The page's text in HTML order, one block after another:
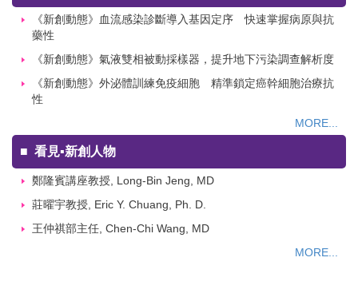
《新創動態》血流感染診斷導入基因定序 快速掌握病原與抗
藥性
《新創動態》氣液雙相被動採樣器，提升地下污染調查解析度
《新創動態》外泌體訓練免疫細胞 精準鎖定癌幹細胞治療抗
性
MORE...
■ 看見▪新創人物
鄭隆賓講座教授, Long-Bin Jeng, MD
莊曜宇教授, Eric Y. Chuang, Ph. D.
王仲祺部主任, Chen-Chi Wang, MD
MORE...